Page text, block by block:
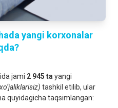
yangi korxonalar
jami 2 945 ta yangi
tashkil etilib, ular
quyidagicha taqsimlangan: